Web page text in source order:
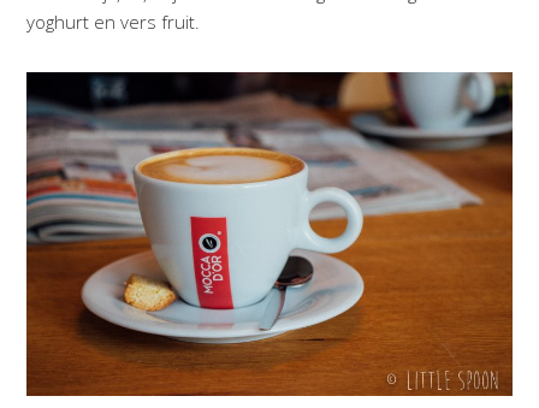
yoghurt en vers fruit.